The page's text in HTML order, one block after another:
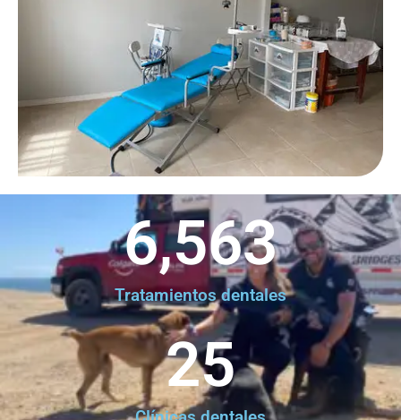
Tratamientos dentales
6,563
25